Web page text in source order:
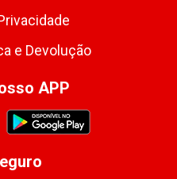
e Devolução
APP